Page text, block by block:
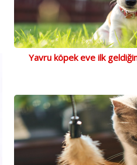
Yavru köpek eve ilk